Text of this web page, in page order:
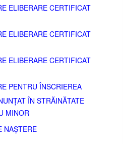
ELIBERARE CERTIFICAT
ELIBERARE CERTIFICAT
ELIBERARE CERTIFICAT
PENTRU ÎNSCRIEREA
ÎN STRĂINĂTATE
MINOR
NAȘTERE